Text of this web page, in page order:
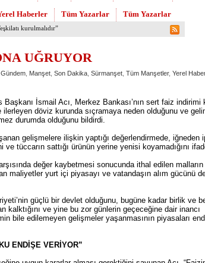
Haberler Tüm Yazarlar Tüm Yazarlar
Adana Askeri Hastane için çağrı…
UĞRUYOR
Gündem Manşet Son Dakika Sürmanşet Tüm Manşetler, Yerel
İsmail Acı, Merkez Bankası’nın sert faiz indirimi
ilerleyen döviz kurunda sıçramaya neden olduğunu ve
durumda olduğunu bildirdi.
gelişmelere ilişkin yaptığı değerlendirmede, iğneden
tüccarın sattığı ürünün yerine yenisi koyamadığını
değer kaybetmesi sonucunda ithal edilen
maliyetler yurt içi piyasayı ve vatandaşın alım gücünü de
güçlü bir devlet olduğunu, bugüne kadar birlik ve
kalktığını ve yine bu zor günlerin geçeceğine dair inancı
bile edilemeyen gelişmeler yaşanmasının piyasaları
ENDİŞE VERİYOR”